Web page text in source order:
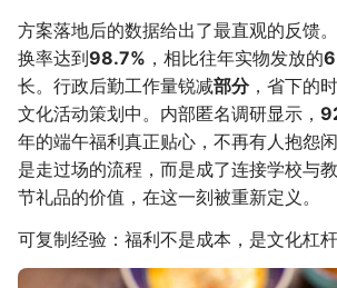
方案落地后的数据给出了最直观的反馈
换率达到98.7% ，相比往年实物发放的
长。行政后勤工作量锐减部分，省下的
文化活动策划中。内部匿名调研显示，
年的端午福利真正贴心，不再有人抱怨
是走过场的流程，而是成了连接学校与
节礼品的价值，在这一刻被重新定义。
可复制经验：福利不是成本，是文化杠杆